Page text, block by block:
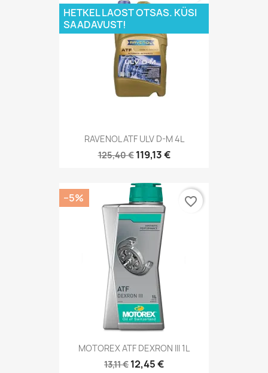
RAVENOL ATF ULV D-M 4L
125,40 € 119,13 €
HETKEL LAOST OTSAS. KÜSI
SAADAVUST!
MOTOREX ATF DEXRON III 1L
13,11 € 12,45 €
−5% favorite_border